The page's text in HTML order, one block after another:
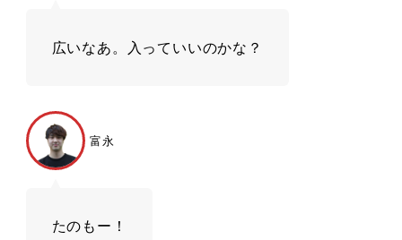
広いなあ。入っていいのかな？
富永
たのもー！